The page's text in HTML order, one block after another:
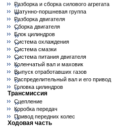
Разборка и сборка силового агрегата
Шатунно-поршневая группа
Разборка двигателя
Сборка двигателя
Блок цилиндров
Система охлаждения
Система смазки
Система питания двигателя
Коленчатый вал и маховик
Выпуск отработавших газов
Распределительный вал и его привод
Головка цилиндров
Трансмиссия
Сцепление
Коробка передач
Привод передних колес
Ходовая часть